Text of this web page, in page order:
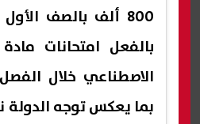
800 ألف بالصف
بالفعل امتحانات
الاصطناعي خلال
بما يعكس توجه الدولة